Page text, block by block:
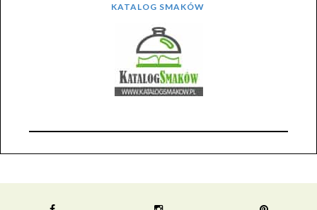
KATALOG SMAKÓW